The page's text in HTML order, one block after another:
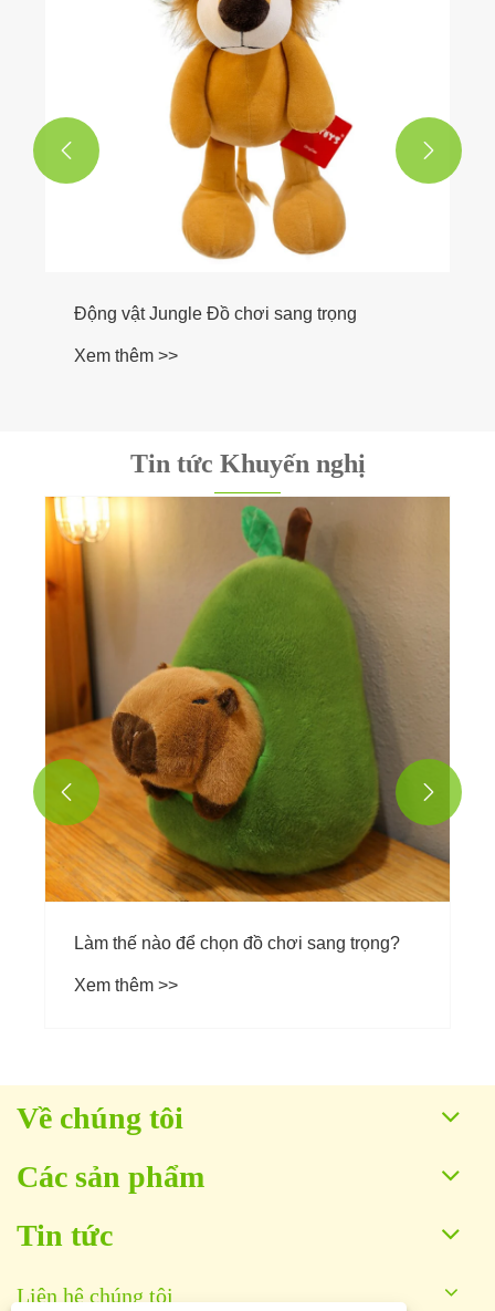
Động vật Jungle Đồ chơi sang trọng
Xem thêm >>
 
Tin tức Khuyến nghị
Làm thế nào để chọn đồ chơi sang trọng?
Xem thêm >>
 
Về chúng tôi
Các sản phẩm
Tin tức
Liên hệ chúng tôi